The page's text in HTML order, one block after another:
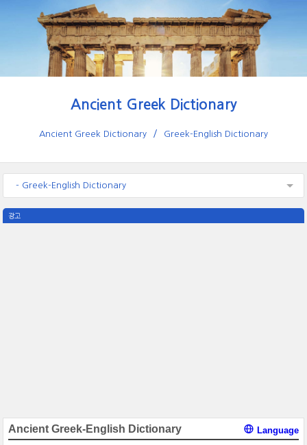
Ancient Greek Dictionary
Ancient Greek Dictionary Greek-English Dictionary
- Greek-English Dictionary
광고
Ancient Greek-English Dictionary Language